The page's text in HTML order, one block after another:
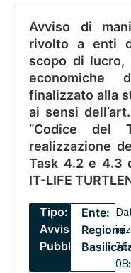
Avviso di
rivolto a enti
scopo di lucro,
economiche
finalizzato alla
ai sensi
“Codice del
realizzazione
Task 4.2 e 4.3
IT-LIFE
Tipo:
Avviso
Pubblico
Ente:
Regione